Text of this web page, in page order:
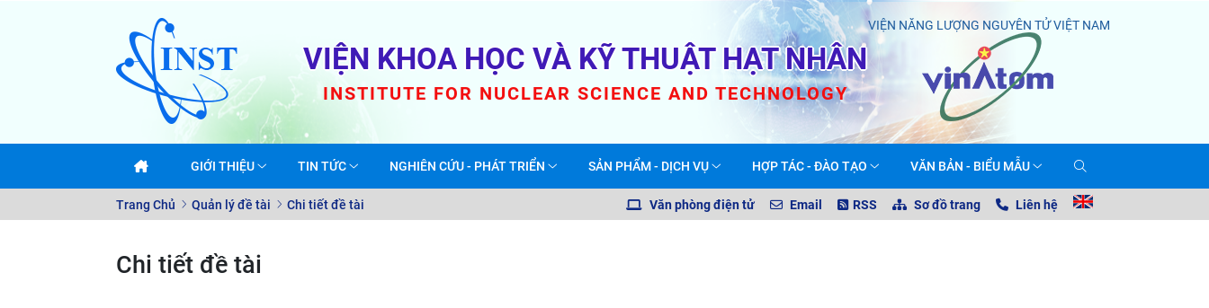
VIỆN KHOA HỌC VÀ KỸ THUẬT HẠT NHÂN
INSTITUTE FOR NUCLEAR SCIENCE AND TECHNOLOGY
VIỆN NĂNG LƯỢNG NGUYÊN TỬ VIỆT NAM
GIỚI THIỆU TIN TỨC NGHIÊN CỨU - PHÁT TRIỂN SẢN PHẨM - DỊCH VỤ HỢP TÁC - ĐÀO TẠO VĂN BẢN - BIỂU MẪU
Văn phòng điện tử Email RSS Sơ đồ trang Liên hệ
Trang Chủ Quản lý đề tài Chi tiết đề tài
Chi tiết đề tài